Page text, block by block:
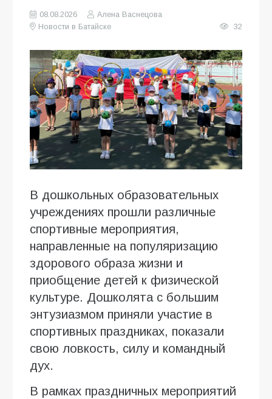
08.08.2026
Алена Васнецова
Новости в Батайске
32
В дошкольных образовательных
учреждениях прошли различные
спортивные мероприятия,
направленные на популяризацию
здорового образа жизни и
приобщение детей к физической
культуре. Дошколята с большим
энтузиазмом приняли участие в
спортивных праздниках, показали
свою ловкость, силу и командный
дух.
В рамках праздничных мероприятий